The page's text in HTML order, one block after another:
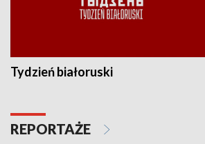
Tydzień białoruski
REPORTAŻE